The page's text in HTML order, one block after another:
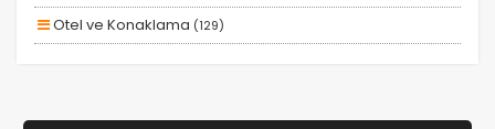
Otel ve Konaklama (129)